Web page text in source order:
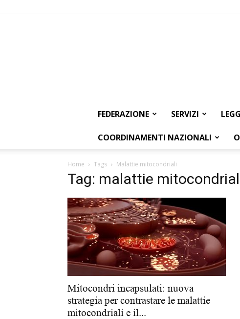
FEDERAZIONE SERVIZI
COORDINAMENTI NAZIONALI
Home Tags Malattie mitocondriali
Tag: malattie
Mitocondri incapsulati: nuova
strategia per contrastare le malattie
mitocondriali e il...